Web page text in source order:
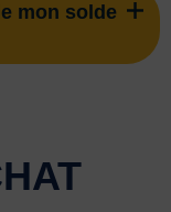
mon solde